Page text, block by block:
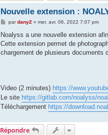
Nouvelle extension :
M
s
a
g
pardany2 » mer. avr. 06, 2022 7:07 pm
Noalyss a une nouvelle extension
Cette extension permet de
chargement de plusieurs documents
Video (2 minutes) https://
Le site https://gitlab.com/noalyss/
Téléchargement https://
Répondre